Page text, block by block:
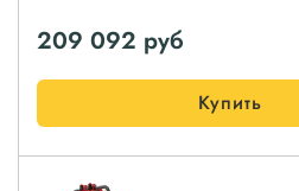
209 092 руб
Купить